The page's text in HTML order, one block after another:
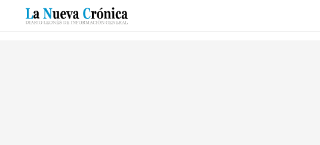
CULTURAS ESPECIALES DEPORTES OPINIÓN EXTRAS